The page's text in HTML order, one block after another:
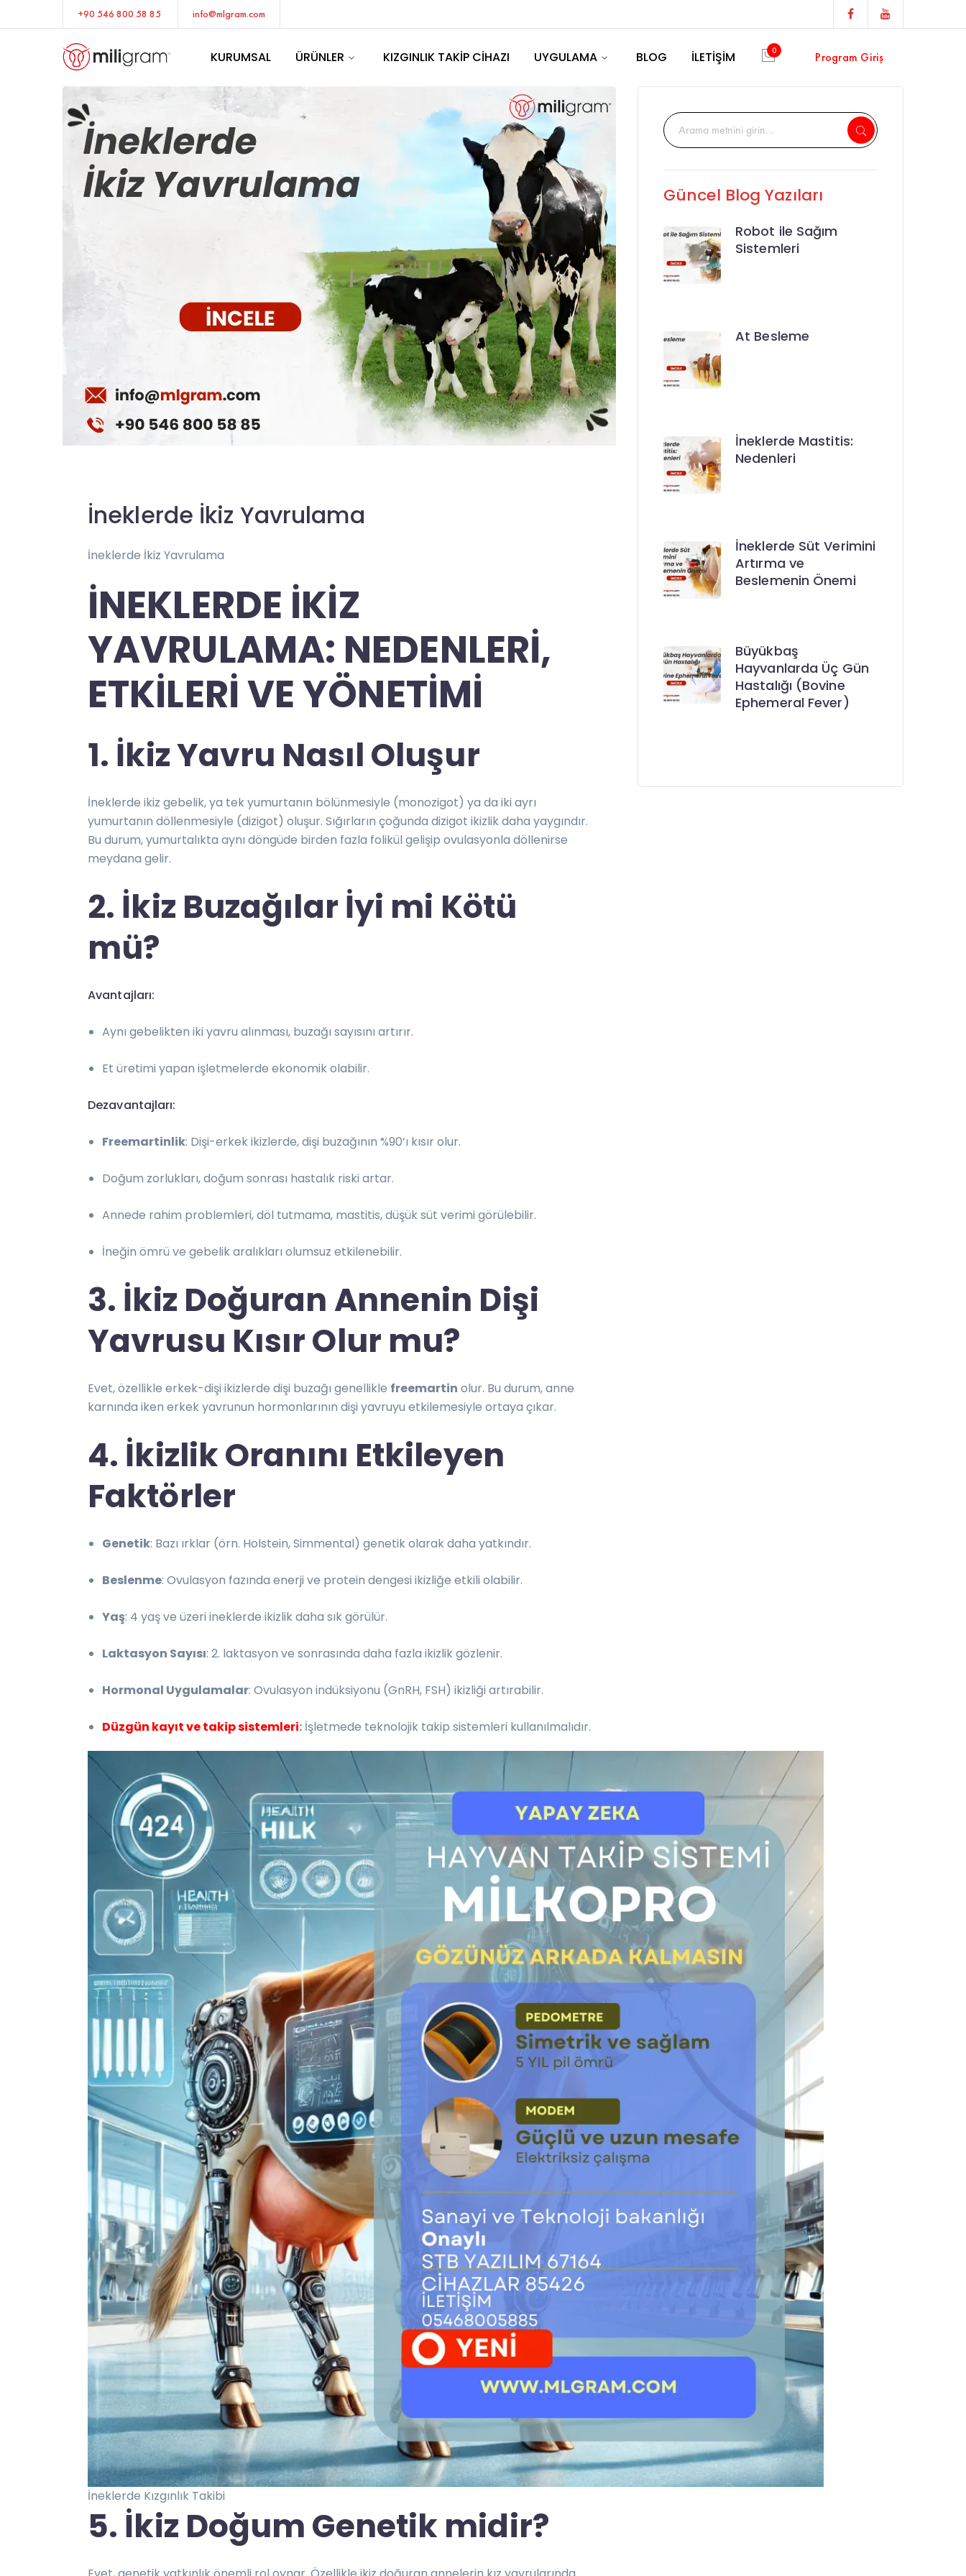
+90 546 800 58 85 info@mlgram.com
Facebook
Program Giriş
0
KURUMSAL ÜRÜNLER KIZGINLIK TAKİP CİHAZI UYGULAMA BLOG İLETİŞİM
İneklerde İkiz Yavrulama
İneklerde İkiz Yavrulama
İNEKLERDE İKİZ
YAVRULAMA: NEDENLERİ,
ETKİLERİ VE YÖNETİMİ
1. İkiz Yavru Nasıl Oluşur
İneklerde ikiz gebelik, ya tek yumurtanın bölünmesiyle (monozigot) ya da iki ayrı
yumurtanın döllenmesiyle (dizigot) oluşur. Sığırların çoğunda dizigot ikizlik daha yaygındır.
Bu durum, yumurtalıkta aynı döngüde birden fazla folikül gelişip ovulasyonla döllenirse
meydana gelir.
2. İkiz Buzağılar İyi mi Kötü
mü?
Avantajları:
Aynı gebelikten iki yavru alınması, buzağı sayısını artırır.
Et üretimi yapan işletmelerde ekonomik olabilir.
Dezavantajları:
Freemartinlik: Dişi-erkek ikizlerde, dişi buzağının %90’ı kısır olur.
Doğum zorlukları, doğum sonrası hastalık riski artar.
Annede rahim problemleri, döl tutmama, mastitis, düşük süt verimi görülebilir.
İneğin ömrü ve gebelik aralıkları olumsuz etkilenebilir.
3. İkiz Doğuran Annenin Dişi
Yavrusu Kısır Olur mu?
Evet, özellikle erkek-dişi ikizlerde dişi buzağı genellikle freemartin olur. Bu durum, anne
karnında iken erkek yavrunun hormonlarının dişi yavruyu etkilemesiyle ortaya çıkar.
4. İkizlik Oranını Etkileyen
Faktörler
Genetik: Bazı ırklar (örn. Holstein, Simmental) genetik olarak daha yatkındır.
Beslenme: Ovulasyon fazında enerji ve protein dengesi ikizliğe etkili olabilir.
Yaş: 4 yaş ve üzeri ineklerde ikizlik daha sık görülür.
Laktasyon Sayısı: 2. laktasyon ve sonrasında daha fazla ikizlik gözlenir.
Hormonal Uygulamalar: Ovulasyon indüksiyonu (GnRH, FSH) ikizliği artırabilir.
Düzgün kayıt ve takip sistemleri: İşletmede teknolojik takip sistemleri kullanılmalıdır.
İneklerde Kızgınlık Takibi
5. İkiz Doğum Genetik midir?
Güncel Blog Yazıları
Robot ile Sağım
Sistemleri
At Besleme
İneklerde Mastitis:
Nedenleri
İneklerde Süt Verimini
Artırma ve
Beslemenin Önemi
Büyükbaş
Hayvanlarda Üç Gün
Hastalığı (Bovine
Ephemeral Fever)